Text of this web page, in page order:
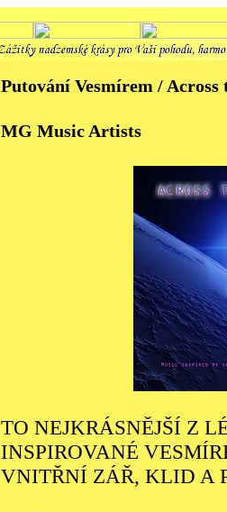
Putování Vesmírem /
MG Music Artists
TO NEJKRÁSNĚJŠÍ Z
INSPIROVANÉ
VNITŘNÍ ZÁŘ, KLID A